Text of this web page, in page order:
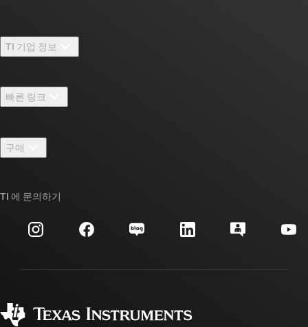
TI 기업 정보
채용
뉴스룸
이벤트
투자 관계
빠른 링크
TI E2E™ 설계 지원 포럼
대체품 검색
고객 지원 센터
myTI 계정 FAQ
구매
주문 FAQ
TI 에 문의하기